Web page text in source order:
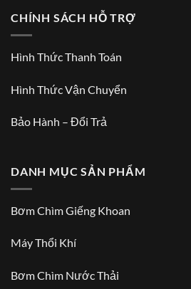
CHÍNH SÁCH HỖ TRỢ
Hình Thức Thanh Toán
Hình Thức Vận Chuyển
Bảo Hành – Đổi Trả
DANH MỤC SẢN PHẨM
Bơm Chìm Giếng Khoan
Máy Thổi Khí
Bơm Chìm Nước Thải